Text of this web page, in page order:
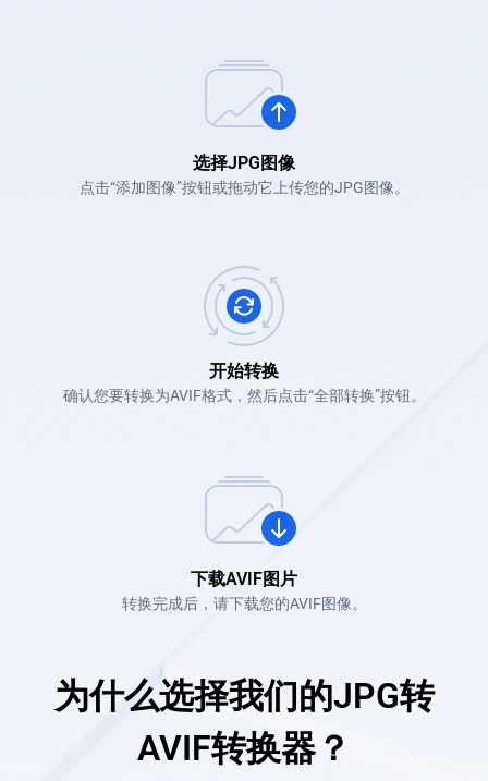
选择JPG图像
点击“添加图像”按钮或拖动它上传您的JPG图像。
开始转换
确认您要转换为AVIF格式，然后点击“全部转换”按钮。
下载AVIF图片
转换完成后，请下载您的AVIF图像。
为什么选择我们的JPG转
AVIF转换器？